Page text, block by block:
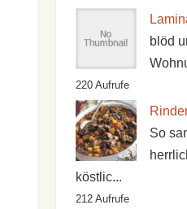
blöd
220 Aufrufe
So
köstlic...
212 Aufrufe